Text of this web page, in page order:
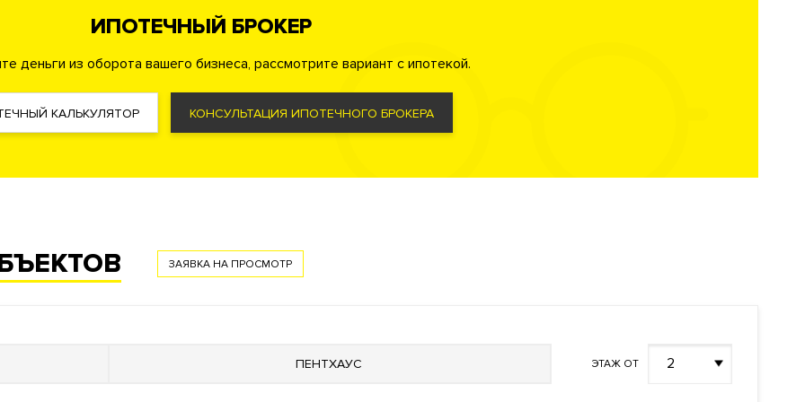
пункт
Медицинский центр. Двор-парк. Детский сад.
ИПОТЕЧНЫЙ БРОКЕР
деньги из оборота вашего бизнеса, рассмотрите вариант с ипотекой.
КАЛЬКУЛЯТОР КОНСУЛЬТАЦИЯ ИПОТЕЧНОГО БРОКЕРА
ЗАЯВКА НА ПРОСМОТР
ПЕНТХАУС ЭТАЖ ОТ 2